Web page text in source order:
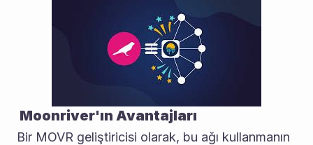
Moonriver'ın Avantajları
Bir MOVR geliştiricisi olarak, bu ağı kullanmanın